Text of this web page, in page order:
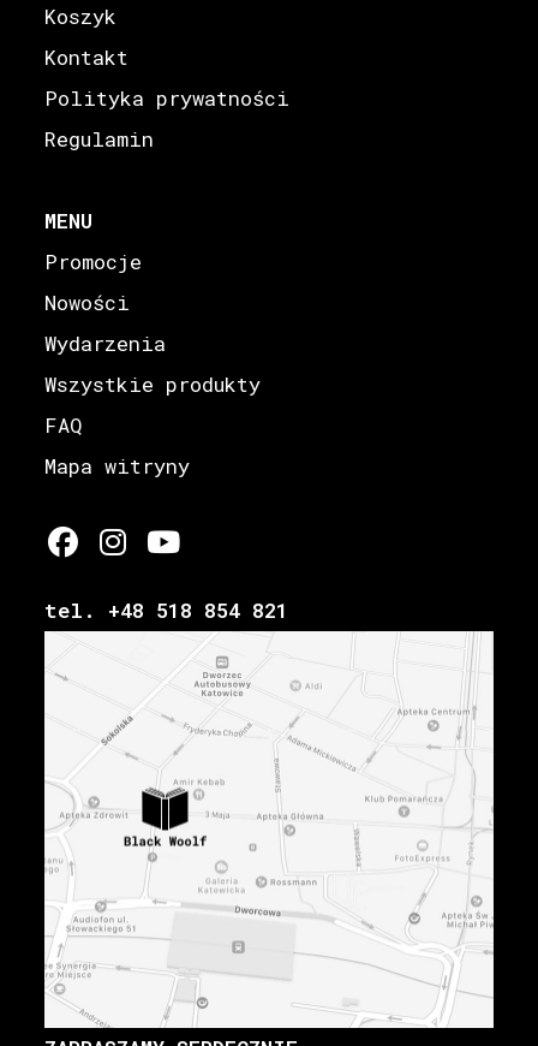
Koszyk
Kontakt
Polityka prywatności
Regulamin
MENU
Promocje
Nowości
Wydarzenia
Wszystkie produkty
FAQ
Mapa witryny
tel. +48 518 854 821